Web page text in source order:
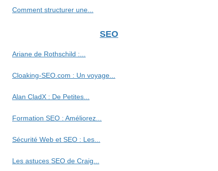
Comment structurer une...
SEO
Ariane de Rothschild :...
Cloaking-SEO.com : Un voyage...
Alan CladX : De Petites...
Formation SEO : Améliorez...
Sécurité Web et SEO : Les...
Les astuces SEO de Craig...